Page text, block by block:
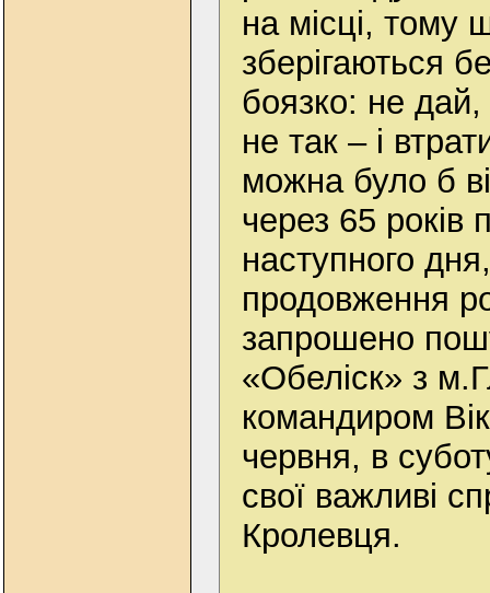
на місці, тому
зберігаються
боязко: не
не так – і
можна було б
через 65 років
наступного
продовження
запрошено
«Обеліск» з
командиром
червня, в
свої важливі
Кролевця.